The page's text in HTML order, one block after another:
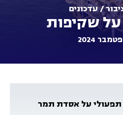
/ עדכונים
שקיפות
תפעולי על אסדת תמר